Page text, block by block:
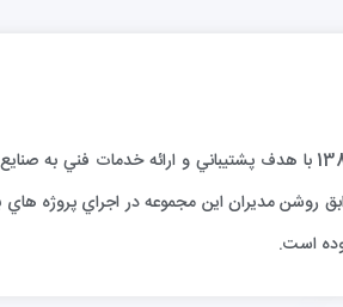
مجموعه آدنا صنعت از سال 1385 با هدف پشتيباني و
روشن مديران اين مجموعه در اجراي پروژه هاي
است.